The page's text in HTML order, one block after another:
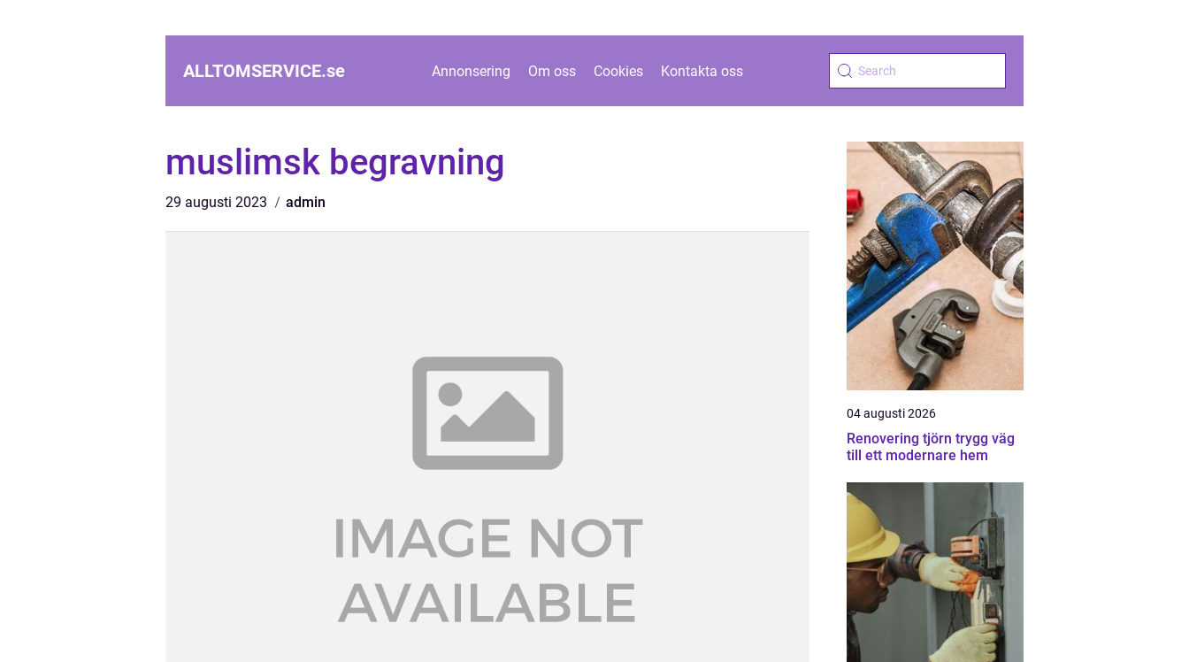
ALLTOMSERVICE.se Annonsering Om oss Cookies Kontakta oss
muslimsk begravning
29 augusti 2023 admin
04 augusti 2026
Renovering tjörn trygg väg
till ett modernare hem